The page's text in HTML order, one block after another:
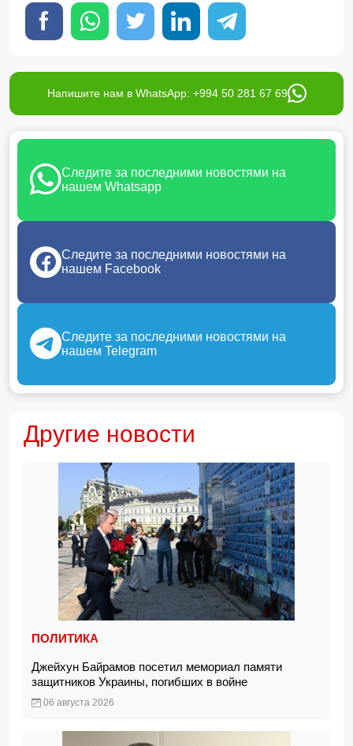
Напишите нам в WhatsApp: +994 50 281 67 69
Следите за последними новостями на
нашем Whatsapp
Следите за последними новостями на
нашем Facebook
Следите за последними новостями на
нашем Telegram
Другие новости
ПОЛИТИКА
Джейхун Байрамов посетил мемориал памяти
защитников Украины, погибших в войне
06 августа 2026